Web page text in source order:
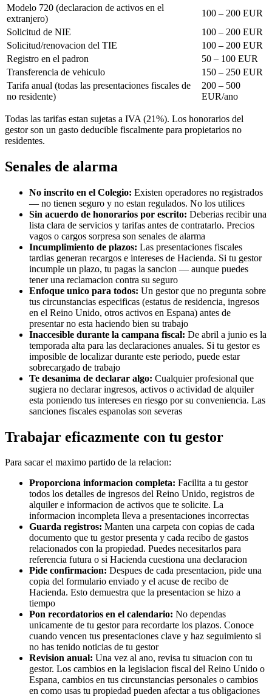
Modelo 720 (declaracion de activos en el
extranjero)
100 – 200 EUR
Solicitud de NIE
100 – 200 EUR
Solicitud/renovacion del TIE
100 – 200 EUR
Registro en el padron
50 – 100 EUR
Transferencia de vehiculo
150 – 250 EUR
Tarifa anual (todas las presentaciones fiscales de
no residente)
200 – 500
EUR/ano
Todas las tarifas estan sujetas a IVA (21%). Los honorarios del
gestor son un gasto deducible fiscalmente para propietarios no
residentes.
Senales de alarma
No inscrito en el Colegio: Existen operadores no registrados
— no tienen seguro y no estan regulados. No los utilices
Sin acuerdo de honorarios por escrito: Deberias recibir una
lista clara de servicios y tarifas antes de contratarlo. Precios
vagos o cargos sorpresa son senales de alarma
Incumplimiento de plazos: Las presentaciones fiscales
tardias generan recargos e intereses de Hacienda. Si tu gestor
incumple un plazo, tu pagas la sancion — aunque puedes
tener una reclamacion contra su seguro
Enfoque unico para todos: Un gestor que no pregunta sobre
tus circunstancias especificas (estatus de residencia, ingresos
en el Reino Unido, otros activos en Espana) antes de
presentar no esta haciendo bien su trabajo
Inaccesible durante la campana fiscal: De abril a junio es la
temporada alta para las declaraciones anuales. Si tu gestor es
imposible de localizar durante este periodo, puede estar
sobrecargado de trabajo
Te desanima de declarar algo: Cualquier profesional que
sugiera no declarar ingresos, activos o actividad de alquiler
esta poniendo tus intereses en riesgo por su conveniencia. Las
sanciones fiscales espanolas son severas
Trabajar eficazmente con tu gestor
Para sacar el maximo partido de la relacion:
Proporciona informacion completa: Facilita a tu gestor
todos los detalles de ingresos del Reino Unido, registros de
alquiler e informacion de activos que te solicite. La
informacion incompleta lleva a presentaciones incorrectas
Guarda registros: Manten una carpeta con copias de cada
documento que tu gestor presenta y cada recibo de gastos
relacionados con la propiedad. Puedes necesitarlos para
referencia futura o si Hacienda cuestiona una declaracion
Pide confirmacion: Despues de cada presentacion, pide una
copia del formulario enviado y el acuse de recibo de
Hacienda. Esto demuestra que la presentacion se hizo a
tiempo
Pon recordatorios en el calendario: No dependas
unicamente de tu gestor para recordarte los plazos. Conoce
cuando vencen tus presentaciones clave y haz seguimiento si
no has tenido noticias de tu gestor
Revision anual: Una vez al ano, revisa tu situacion con tu
gestor. Los cambios en la legislacion fiscal del Reino Unido o
Espana, cambios en tus circunstancias personales o cambios
en como usas tu propiedad pueden afectar a tus obligaciones